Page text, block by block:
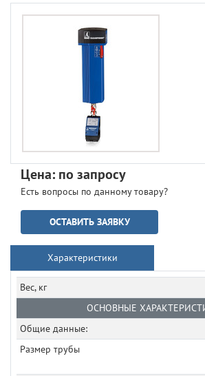
Цена: по запросу
Есть вопросы по данному товару?
ОСТАВИТЬ ЗАЯВКУ
Характеристики
Вес, кг
ОСНОВНЫЕ
Общие данные:
Размер трубы